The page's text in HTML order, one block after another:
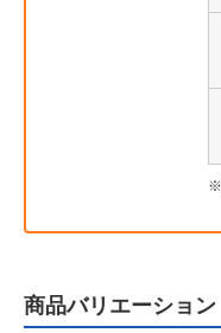
商品バリエーション